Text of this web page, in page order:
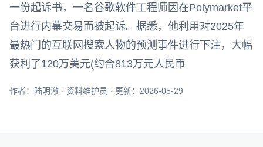
一份起诉书，一名谷歌软件工程师因在Polymarket平
台进行内幕交易而被起诉。据悉，他利用对2025年
最热门的互联网搜索人物的预测事件进行下注，大幅
获利了120万美元(约合813万元人民币
作者：陆明澈 · 资料维护员 · 更新：2026-05-29